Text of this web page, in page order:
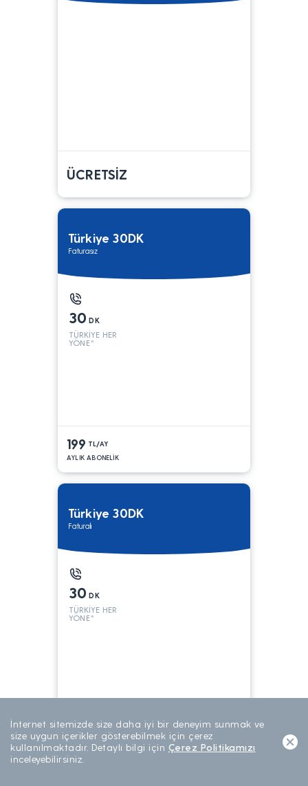
ÜCRETSİZ
Türkiye 30DK
Faturasız
30 DK
TÜRKİYE HER
YÖNE*
199 TL/AY
AYLIK ABONELİK
Türkiye 30DK
Faturalı
30 DK
TÜRKİYE HER
YÖNE*
199
AYLIK ABONELİK
İnternet sitemizde size daha iyi bir deneyim sunmak ve
size uygun içerikler gösterebilmek için çerez
kullanılmaktadır. Detaylı bilgi için Çerez Politikamızı
inceleyebilirsiniz.